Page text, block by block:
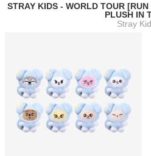
STRAY KIDS - WORLD TOUR
PLUSH IN
Stray